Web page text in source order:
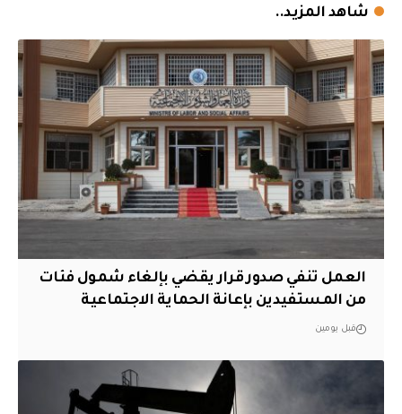
شاهد المزيد..
العمل تنفي صدور قرار يقضي بإلغاء شمول فئات
من المستفيدين بإعانة الحماية الاجتماعية
قبل يومين